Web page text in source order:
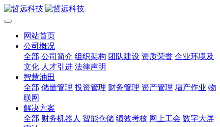
网站首页
公司概况
全部 公司简介 组织架构 团队建设 资质荣誉 企业环境及
文化 人才引进 法律声明
智慧油田
全部 储量管理 投资管理 财务管理 资产管理 增产作业 物
联网
解决方案
全部 财务机器人 智能仓储 绩效考核 网上工会 数字大屏